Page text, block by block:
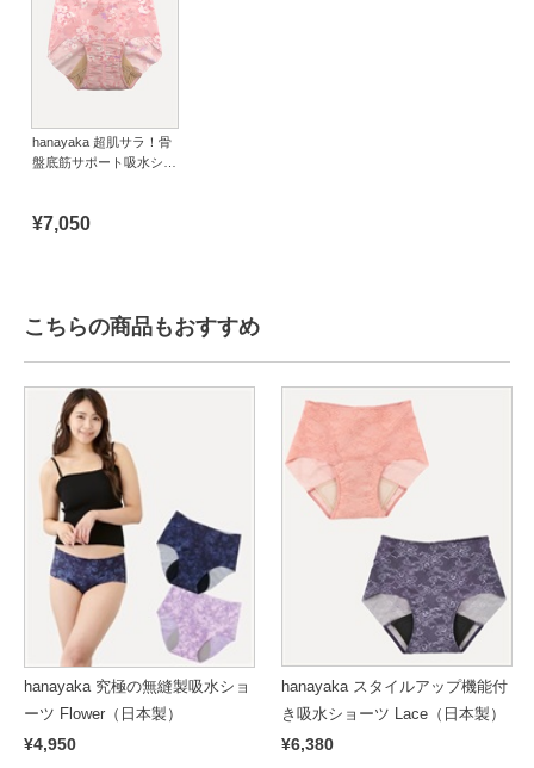
hanayaka 超肌サラ！骨
盤底筋サポート吸水ショ
¥7,050
こちらの商品もおすすめ
hanayaka 究極の無縫製吸水ショ
ーツ Flower（日本製）
¥4,950
hanayaka スタイルアップ機能付
き吸水ショーツ Lace（日本製）
¥6,380